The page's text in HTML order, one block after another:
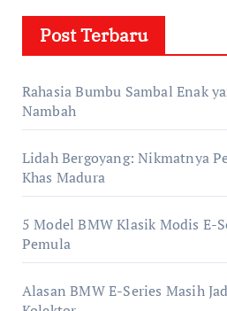
Post Terbaru
Rahasia Bumbu Sambal Enak
Nambah
Lidah Bergoyang: Nikmatnya
Khas Madura
5 Model BMW Klasik Modis E-
Pemula
Alasan BMW E-Series Masih